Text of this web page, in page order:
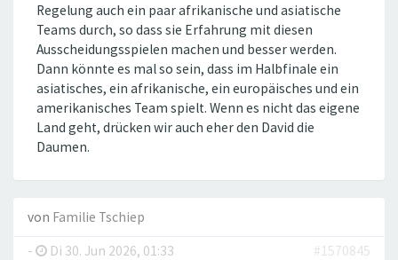
Regelung auch ein paar afrikanische und asiatische
Teams durch, so dass sie Erfahrung mit diesen
Ausscheidungsspielen machen und besser werden.
Dann könnte es mal so sein, dass im Halbfinale ein
asiatisches, ein afrikanische, ein europäisches und ein
amerikanisches Team spielt. Wenn es nicht das eigene
Land geht, drücken wir auch eher den David die
Daumen.
von Familie Tschiep
-
Di 30. Jun 2026, 01:33 #1570845